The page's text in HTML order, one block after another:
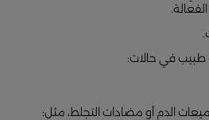
طبيب في حالات:
الدم أو مضادات التجلط، مثل: